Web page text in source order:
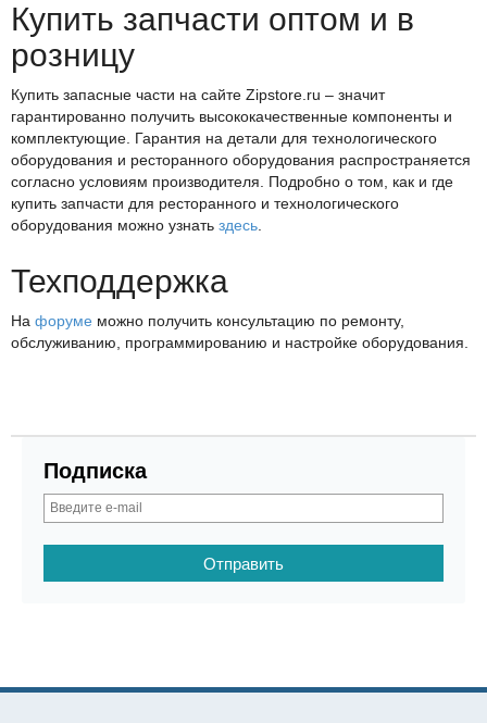
Купить запчасти оптом и в
розницу
Купить запасные части на сайте Zipstore.ru – значит
гарантированно получить высококачественные компоненты и
комплектующие. Гарантия на детали для технологического
оборудования и ресторанного оборудования распространяется
согласно условиям производителя. Подробно о том, как и где
купить запчасти для ресторанного и технологического
оборудования можно узнать здесь
Техподдержка
На форуме можно получить консультацию по ремонту,
обслуживанию, программированию и настройке оборудования.
Подписка